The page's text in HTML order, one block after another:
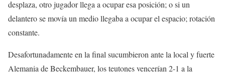
desplaza, otro jugador llega a ocupar esa posición; o si un
delantero se movía un medio llegaba a ocupar el espacio; rotación
constante.
Desafortunadamente en la final sucumbieron ante la local y fuerte
Alemania de Beckembauer, los teutones vencerían 2-1 a la